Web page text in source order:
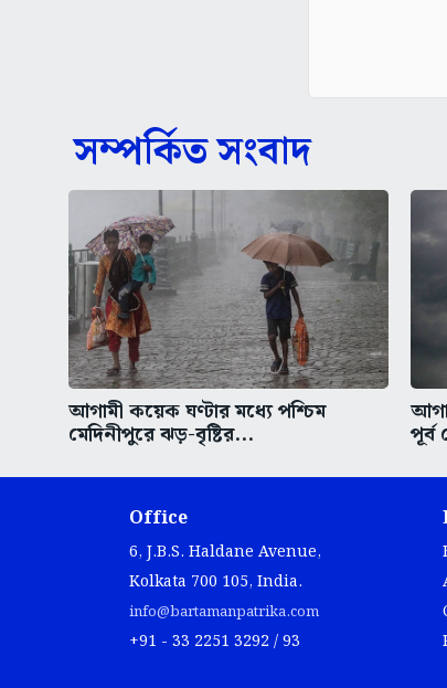
সম্পর্কিত সংবাদ
আগামী কয়েক ঘণ্টার মধ্যে পশ্চিম
মেদিনীপুরে ঝড়-বৃষ্টির... পূর্ব
Office
6, J.B.S. Haldane Avenue,
Kolkata 700 105, India.
info@bartamanpatrika.com
+91 - 33 2251 3292 / 93